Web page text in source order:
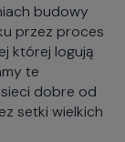
budowy
przez proces
której logują
te
dobre od
setki wielkich